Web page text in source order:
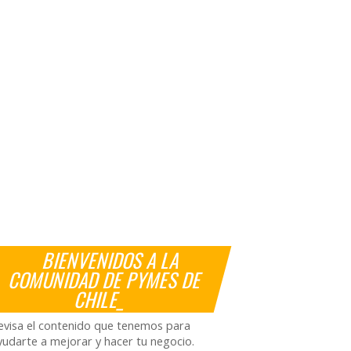
BIENVENIDOS A LA
COMUNIDAD DE PYMES DE
CHILE_
el contenido que tenemos para
a mejorar y hacer tu negocio.